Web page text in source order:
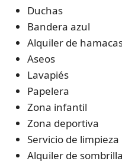
Duchas
Bandera azul
Alquiler de
Aseos
Lavapiés
Papelera
Zona infantil
Zona deportiva
Servicio de limpieza
Alquiler de